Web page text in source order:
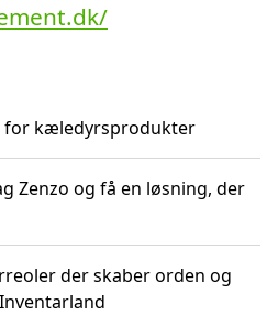
for kæledyrsprodukter
Zenzo og få en løsning, der
der skaber orden og